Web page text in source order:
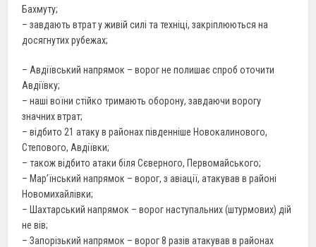
Бахмуту;
– завдають втрат у живій силі та техніці, закріплюються на
досягнутих рубежах;
– Авдіївський напрямок – ворог не полишає спроб оточити
Авдіївку;
– наші воїни стійко тримають оборону, завдаючи ворогу
значних втрат;
– відбито 21 атаку в районах південніше Новокалинового,
Степового, Авдіївки;
– також відбито атаки біля Сєверного, Первомайського;
– Мар’їнський напрямок – ворог, з авіації, атакував в районі
Новомихайлівки;
– Шахтарський напрямок – ворог наступальних (штурмових) дій
не вів;
– Запорізький напрямок – ворог 8 разів атакував в районах